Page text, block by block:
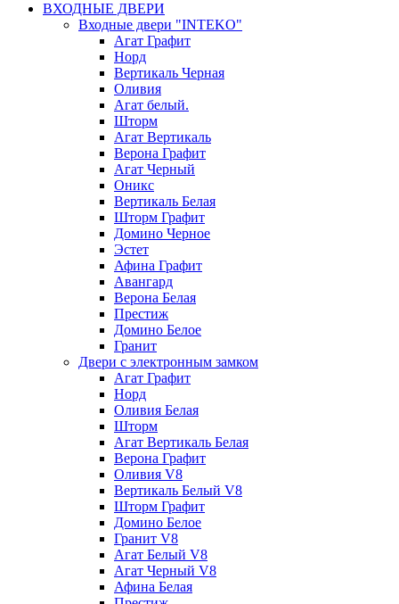
ВХОДНЫЕ ДВЕРИ
Входные двери "INTEKO"
Агат Графит
Норд
Вертикаль Черная
Оливия
Агат белый.
Шторм
Агат Вертикаль
Верона Графит
Агат Черный
Оникс
Вертикаль Белая
Шторм Графит
Домино Черное
Эстет
Афина Графит
Авангард
Верона Белая
Престиж
Домино Белое
Гранит
Двери с электронным замком
Агат Графит
Норд
Оливия Белая
Шторм
Агат Вертикаль Белая
Верона Графит
Оливия V8
Вертикаль Белый V8
Шторм Графит
Домино Белое
Гранит V8
Агат Белый V8
Агат Черный V8
Афина Белая